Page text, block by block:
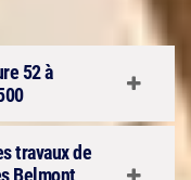
52 à
travaux de
Belmont